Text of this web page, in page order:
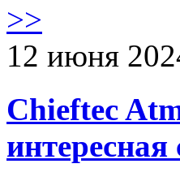
>>
12 июня
Chieftec